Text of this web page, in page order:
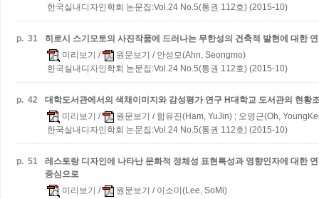
한국실내디자인학회 논문집:Vol.24 No.5(통권 112호) (2015-10)
p. 31
히로시 스기모토의 사진작품에 드러나는 무한성의 건축적 발현에 대한
미리보기 / 원문보기 / 안성모(Ahn, Seongmo)
한국실내디자인학회 논문집:Vol.24 No.5(통권 112호) (2015-10)
p. 42 대학도서관에서의 색채이미지와 감성평가 연구 H대학교 도서관의 현황
미리보기 / 원문보기 / 함유진(Ham, YuJin) ; 오영근(Oh,
한국실내디자인학회 논문집:Vol.24 No.5(통권 112호) (2015-10)
p. 51
레스토랑 디자인에 나타난 문화적 정체성 표현특성과 영향인자에 대한
중심으로
미리보기 / 원문보기 / 이소미(Lee, SoMi)